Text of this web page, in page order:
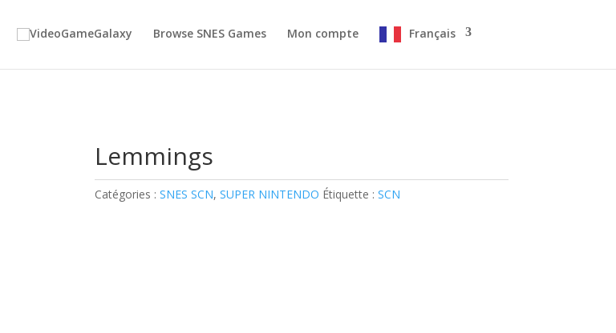
Browse SNES Games Mon compte Français
Lemmings
Catégories : SNES SCN, SUPER NINTENDO Étiquette : SCN